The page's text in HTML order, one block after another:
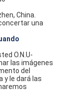
China.
una
O.N.U-
las imágenes
del
y le dará las